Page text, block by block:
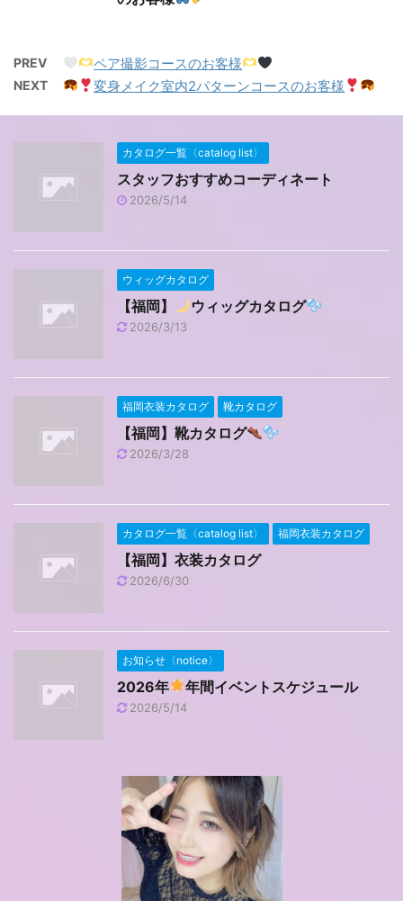
PREV ペア撮影コースのお客様
NEXT 変身メイク室内2パターンコースのお客様
カタログ一覧〈catalog list〉
スタッフおすすめコーディネート
2026/5/14
ウィッグカタログ
【福岡】 ウィッグカタログ
2026/3/13
福岡衣装カタログ 靴カタログ
【福岡】靴カタログ
2026/3/28
カタログ一覧〈catalog list〉 福岡衣装カタログ
【福岡】衣装カタログ
2026/6/30
お知らせ〈notice〉
2026年 年間イベントスケジュール
2026/5/14